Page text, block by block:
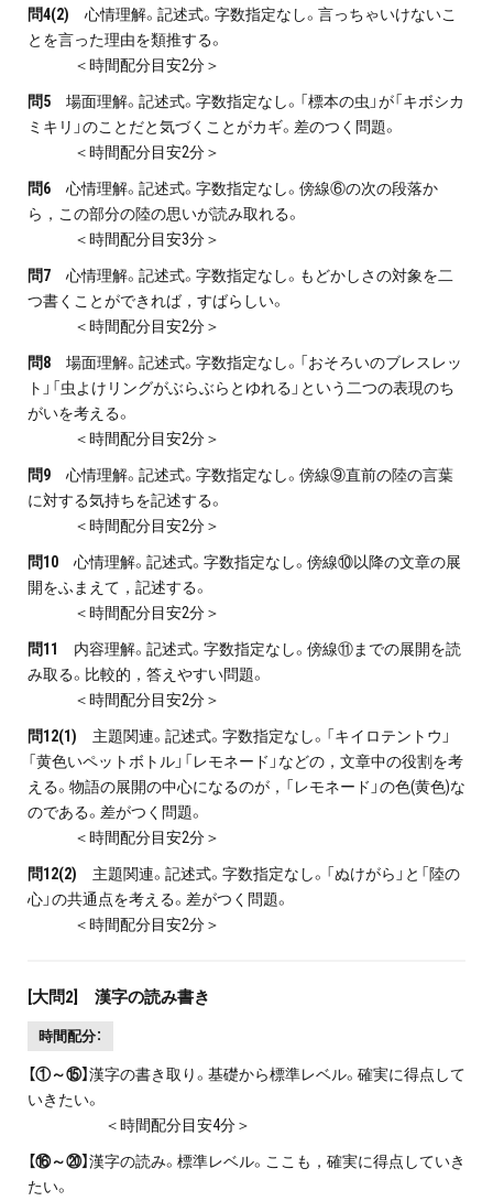
問4(2) 心情理解。記述式。字数指定なし。言っちゃいけないこ
とを言った理由を類推する。
＜時間配分目安2分＞
問5 場面理解。記述式。字数指定なし。「標本の虫」が「キボシカ
ミキリ」のことだと気づくことがカギ。差のつく問題。
＜時間配分目安2分＞
問6 心情理解。記述式。字数指定なし。傍線⑥の次の段落か
ら，この部分の陸の思いが読み取れる。
＜時間配分目安3分＞
問7 心情理解。記述式。字数指定なし。もどかしさの対象を二
つ書くことができれば，すばらしい。
＜時間配分目安2分＞
問8 場面理解。記述式。字数指定なし。「おそろいのブレスレッ
ト」「虫よけリングがぶらぶらとゆれる」という二つの表現のち
がいを考える。
＜時間配分目安2分＞
問9 心情理解。記述式。字数指定なし。傍線⑨直前の陸の言葉
に対する気持ちを記述する。
＜時間配分目安2分＞
問10 心情理解。記述式。字数指定なし。傍線⑩以降の文章の展
開をふまえて，記述する。
＜時間配分目安2分＞
問11
内容理解。記述式。字数指定なし。傍線⑪までの展開を読
み取る。比較的，答えやすい問題。
＜時間配分目安2分＞
問12(1) 主題関連。記述式。字数指定なし。「キイロテントウ」
「黄色いペットボトル」「レモネード」などの，文章中の役割を考
える。物語の展開の中心になるのが，「レモネード」の色(黄色)な
のである。差がつく問題。
＜時間配分目安2分＞
問12(2) 主題関連。記述式。字数指定なし。「ぬけがら」と「陸の
心」の共通点を考える。差がつく問題。
＜時間配分目安2分＞
[大問2] 漢字の読み書き
時間配分：
【①～⑮】漢字の書き取り。基礎から標準レベル。確実に得点して
いきたい。
＜時間配分目安4分＞
【⑯～⑳】漢字の読み。標準レベル。ここも，確実に得点していき
たい。